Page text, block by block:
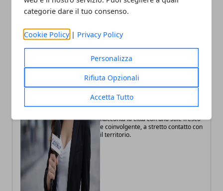
categorie dare il tuo consenso.
Cookie Policy | Privacy Policy
Personalizza
Rifiuta Opzionali
Accetta Tutto
Fabiana Fissore
Fabiana Fissore è web editor e
Racconta la città con uno stile fresco
e coinvolgente, a stretto contatto con
il territorio.